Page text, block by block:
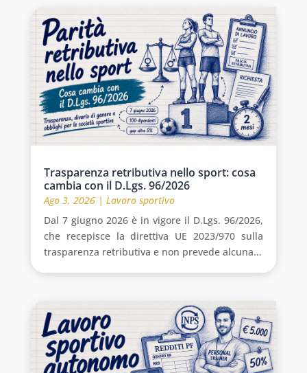
Trasparenza retributiva nello sport: cosa
cambia con il D.Lgs. 96/2026
Ago 3, 2026| Lavoro sportivo
Dal 7 giugno 2026 è in vigore il D.Lgs. 96/2026,
che recepisce la direttiva UE 2023/970 sulla
trasparenza retributiva e non prevede alcuna...